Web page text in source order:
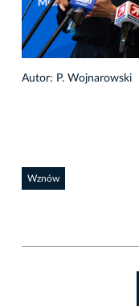
Autor: P. Wojnarowski
Wznów